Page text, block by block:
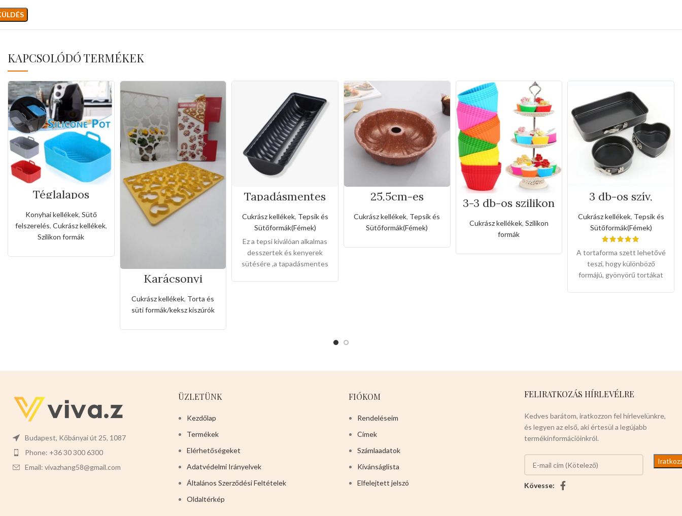
KAPCSOLÓDÓ TERMÉKEK
Téglalapos
szilikon forma
forró levegős
sütőhöz
Konyhai kellékek, Sütő
felszerelés, Cukrász kellékek,
Szilikon formák
Karácsonyi
sütemény kiszúró
forma
Cukrász kellékek, Torta és
süti formák/keksz kiszúrók
Tapadásmentes
forma(Nagy
méret)
Cukrász kellékek, Tepsik és
Sütőformák(Fémek)
Ez a tepsi kiválóan alkalmas
desszertek és kenyerek
sütésére ,a tapadásmentes
25,5cm-es
tapadásmentes
kuglóf sütőforma
Cukrász kellékek, Tepsik és
Sütőformák(Fémek)
3-3 db-os szilikon
Cukrász kellékek, Szilikon
formák
3 db-os szív,
kerek, téglalap
alakú tepsikészlet
(Csatzárral )
Cukrász kellékek, Tepsik és
Sütőformák(Fémek)
A tortaforma szett lehetővé
teszi, hogy különböző
formájú, gyönyörű tortákat
tisztítható.Széles körben
mindenféle sütemény
készítésére.Színei:
Budapest, Kőbányai út 25, 1087
Phone: +36 30 300 6300
Email: vivazhang58@gmail.com
ÜZLETÜNK
Kezdőlap
Termékek
Elérhetőségeket
Adatvédelmi Irányelvek
Általános Szerződési Feltételek
Oldaltérkép
FIÓKOM
Rendeléseim
Címek
Számlaadatok
Kívánságlista
Elfelejtett jelszó
FELIRATKOZÁS HÍRLEVÉLRE
Kedves barátom, iratkozzon fel hírlevelünkre,
és legyen az első, aki értesül a legújabb
termékinformációinkról.
Kövesse: